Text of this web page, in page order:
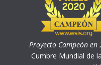
Proyecto Campeón
Cumbre Mundial de